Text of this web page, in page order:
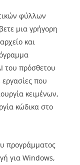
φύλλων
μια γρήγορη
και
του πρόσθετου
που
κειμένων,
κώδικα στο
προγράμματος
για Windows,